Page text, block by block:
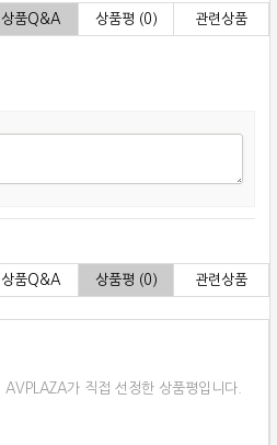
상품Q&A 상품평 (0) 관련상품
상품Q&A 상품평 (0) 관련상품
AVPLAZA가 직접 선정한 상품평입니다.